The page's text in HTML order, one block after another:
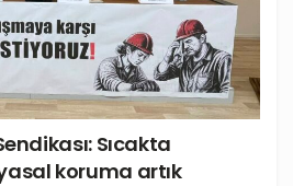
Sıcakta
koruma artık